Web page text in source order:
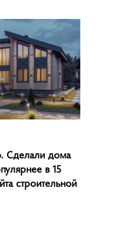
Сделали дома
в 15
строительной